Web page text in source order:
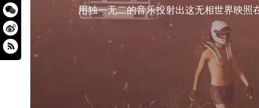
用独一无二的音乐投射出这无相世界映照